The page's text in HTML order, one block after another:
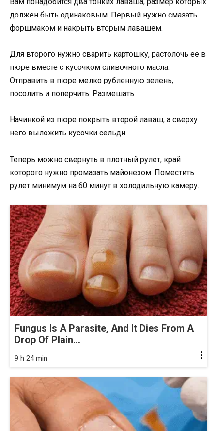
должен быть одинаковым. Первый нужно смазать
форшмаком и накрыть вторым лавашем.
Для второго нужно сварить картошку, растолочь ее в
пюре вместе с кусочком сливочного масла.
Отправить в пюре мелко рубленную зелень,
посолить и поперчить. Размешать.
Начинкой из пюре покрыть второй лаваш, а сверху
него выложить кусочки сельди.
Теперь можно свернуть в плотный рулет, край
которого нужно промазать майонезом. Поместить
рулет минимум на 60 минут в холодильную камеру.
Fungus Is A Parasite, And It Dies From A
Drop Of Plain...
9 h 24 min